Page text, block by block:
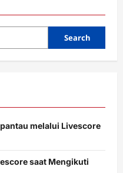
Search
melalui Livescore
saat Mengikuti